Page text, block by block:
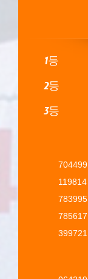
1등
2등
3등
704499
119814
783995
785617
399721